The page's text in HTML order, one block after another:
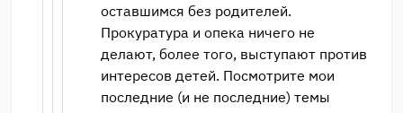
оставшимся без родителей.
Прокуратура и опека ничего не
делают, более того, выступают против
интересов детей. Посмотрите мои
последние (и не последние) темы